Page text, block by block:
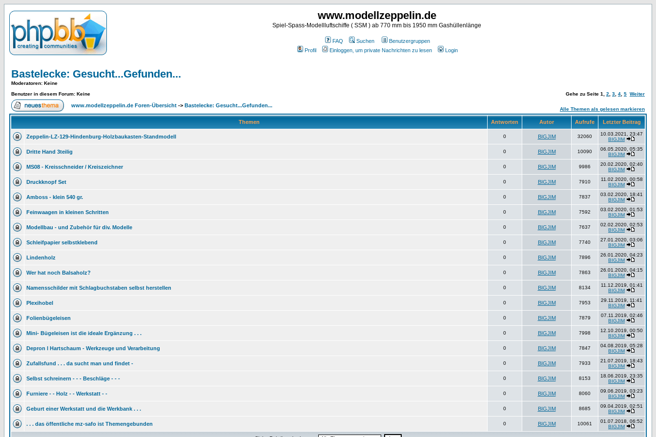
www.modellzeppelin.de
Spiel-Spass-Modellluftschiffe ( SSM ) ab 770 mm bis 1950 mm Gashüllenlänge
FAQ Suchen
Benutzergruppen
Profil
Einloggen, um private Nachrichten zu lesen Login
Bastelecke: Gesucht...Gefunden...
Moderatoren: Keine
Benutzer in diesem Forum: Keine
Gehe zu Seite 1 2 3 4 5 Weiter
www.modellzeppelin.de Foren-Übersicht -> Bastelecke: Gesucht...Gefunden...
Alle Themen als gelesen markieren
Themen Antworten Autor Aufrufe Letzter Beitrag
Zeppelin-LZ-129-Hindenburg-Holzbaukasten-Standmodell 0 BIGJIM 32060
10.03.2021, 23:47
BIGJIM
Dritte Hand 3teilig 0 BIGJIM 10090
06.05.2020, 05:35
BIGJIM
MS08 - Kreisschneider / Kreiszeichner 0 BIGJIM 9986
20.02.2020, 02:40
BIGJIM
Druckknopf Set 0 BIGJIM 7910
11.02.2020, 00:58
BIGJIM
Amboss - klein 540 gr. 0 BIGJIM 7837
03.02.2020, 18:41
BIGJIM
Feinwaagen in kleinen Schritten 0 BIGJIM 7592
03.02.2020, 01:53
BIGJIM
Modellbau - und Zubehör für div. Modelle 0 BIGJIM 7637
02.02.2020, 02:53
BIGJIM
Schleifpapier selbstklebend 0 BIGJIM 7740
27.01.2020, 03:06
BIGJIM
Lindenholz 0 BIGJIM 7896
26.01.2020, 04:23
BIGJIM
Wer hat noch Balsaholz? 0 BIGJIM 7863
26.01.2020, 04:15
BIGJIM
Namensschilder mit Schlagbuchstaben selbst herstellen 0 BIGJIM 8134
11.12.2019, 01:41
BIGJIM
Plexihobel 0 BIGJIM 7953
29.11.2019, 11:41
BIGJIM
Folienbügeleisen 0 BIGJIM 7879
07.11.2019, 02:46
BIGJIM
Mini- Bügeleisen ist die ideale Ergänzung . . . 0 BIGJIM 7998
12.10.2019, 00:50
BIGJIM
Depron l Hartschaum - Werkzeuge und Verarbeitung 0 BIGJIM 7847
04.08.2019, 05:28
BIGJIM
Zufallsfund . . . da sucht man und findet - 0 BIGJIM 7933
21.07.2019, 18:43
BIGJIM
Selbst schreinern - - - Beschläge - - - 0 BIGJIM 8153
18.06.2019, 23:35
BIGJIM
Furniere - - Holz - - Werkstatt - - 0 BIGJIM 8060
09.06.2019, 03:23
BIGJIM
Geburt einer Werkstatt und die Werkbank . . . 0 BIGJIM 8685
09.04.2019, 02:51
BIGJIM
. . . das öffentliche mz-safo ist Themengebunden 0 BIGJIM 10061
01.07.2018, 06:52
BIGJIM